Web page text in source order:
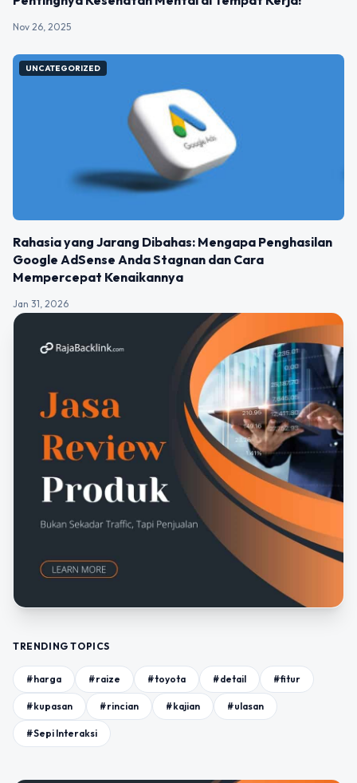
Nov 26, 2025
UNCATEGORIZED
Rahasia yang Jarang Dibahas: Mengapa Penghasilan
Google AdSense Anda Stagnan dan Cara
Mempercepat Kenaikannya
Jan 31, 2026
TRENDING TOPICS
#harga #raize #toyota #detail #fitur
#kupasan #rincian #kajian #ulasan
#Sepi Interaksi